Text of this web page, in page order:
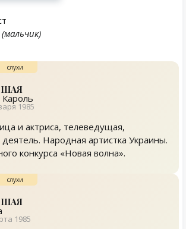
(мальчик)
1985
и актриса, телеведущая,
Народная артистка Украины.
конкурса «Новая волна».
1985